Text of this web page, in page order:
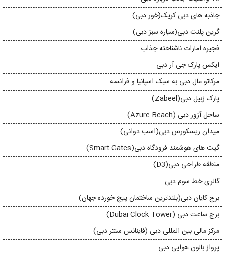
جاذبه های دبی کریک(خور دبی)
گرین پلنت دبی(سیاره سبز دبی)
فجیره امارات ناشناخته جذاب
ایکس پارک جی آر دبی
مرکاتو مال دبی به سبک اسپانیا و فرانسه
پارک زبیل دبی(Zabeel)
ساحل آزور دبی (Azure Beach)
میدان ریسکورس دبی(اسب دوانی)
گیت های هوشمند فرودگاه دبی(Smart Gates)
منطقه طراحی دبی(D3)
گالری خط سوم دبی
برج کایان دبی(بلندترین ساختمان پیچ خورده جهان)
برج ساعت دبی (Dubai Clock Tower)
مرکز مالی بین المللی دبی (فاینانس سنتر دبی)
پرواز بالون هوایی دبی